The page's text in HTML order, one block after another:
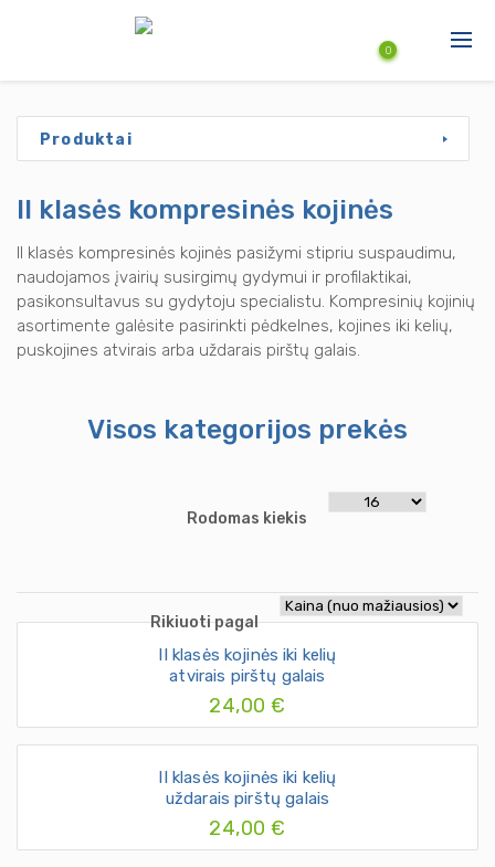
Pereiti į pagrindinį turinį
Produktai
Naujienos
Aktuali informacija
0
Produktai
II klasės kompresinės kojinės
II klasės kompresinės kojinės pasižymi stipriu suspaudimu,
naudojamos įvairių susirgimų gydymui ir profilaktikai,
pasikonsultavus su gydytoju specialistu. Kompresinių kojinių
asortimente galėsite pasirinkti pėdkelnes, kojines iki kelių,
puskojines atvirais arba uždarais pirštų galais.
Visos kategorijos prekės
Rodomas kiekis
Rikiuoti pagal
II klasės kojinės iki kelių
atvirais pirštų galais
24,00 €
II klasės kojinės iki kelių
uždarais pirštų galais
24,00 €